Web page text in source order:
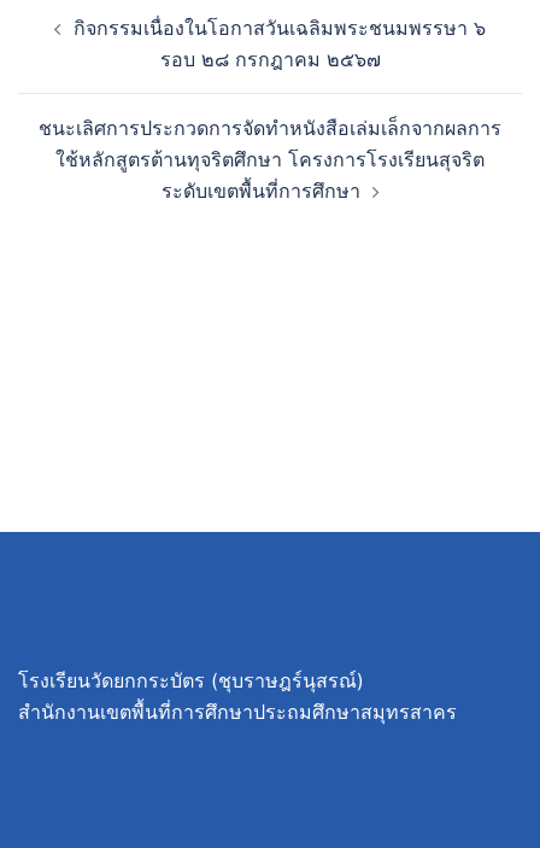
กิจกรรมเนื่องในโอกาสวันเฉลิมพระชนมพรรษา ๖
รอบ ๒๘ กรกฎาคม ๒๕๖๗
ชนะเลิศการประกวดการจัดทำหนังสือเล่มเล็กจากผลการ
ใช้หลักสูตรต้านทุจริตศึกษา โครงการโรงเรียนสุจริต
ระดับเขตพื้นที่การศึกษา
โรงเรียนวัดยกกระบัตร (ชุบราษฎร์นุสรณ์)
สำนักงานเขตพื้นที่การศึกษาประถมศึกษาสมุทรสาคร